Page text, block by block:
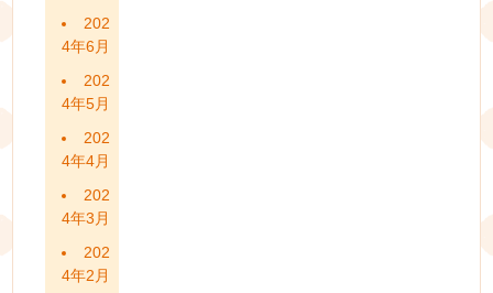
202
4年6月
202
4年5月
202
4年4月
202
4年3月
202
4年2月